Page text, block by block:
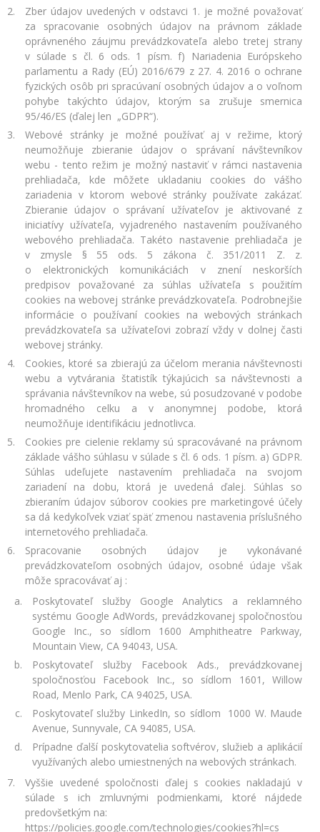
Zber údajov uvedených v odstavci 1. je možné považovať
za spracovanie osobných údajov na právnom základe
oprávneného záujmu prevádzkovateľa alebo tretej strany
v súlade s čl. 6 ods. 1 písm. f) Nariadenia Európskeho
parlamentu a Rady (EÚ) 2016/679 z 27. 4. 2016 o ochrane
fyzických osôb pri spracúvaní osobných údajov a o voľnom
pohybe takýchto údajov, ktorým sa zrušuje smernica
95/46/ES (ďalej len „GDPR“).
Webové stránky je možné používať aj v režime, ktorý
neumožňuje zbieranie údajov o správaní návštevníkov
webu - tento režim je možný nastaviť v rámci nastavenia
prehliadača, kde môžete ukladaniu cookies do vášho
zariadenia v ktorom webové stránky používate zakázať.
Zbieranie údajov o správaní užívateľov je aktivované z
iniciatívy užívateľa, vyjadreného nastavením používaného
webového prehliadača. Takéto nastavenie prehliadača je
v zmysle § 55 ods. 5 zákona č. 351/2011 Z. z.
o elektronických komunikáciách v znení neskorších
predpisov považované za súhlas užívateľa s použitím
cookies na webovej stránke prevádzkovateľa. Podrobnejšie
informácie o používaní cookies na webových stránkach
prevádzkovateľa sa užívateľovi zobrazí vždy v dolnej časti
webovej stránky.
Cookies, ktoré sa zbierajú za účelom merania návštevnosti
webu a vytvárania štatistík týkajúcich sa návštevnosti a
správania návštevníkov na webe, sú posudzované v podobe
hromadného celku a v anonymnej podobe, ktorá
neumožňuje identifikáciu jednotlivca.
Cookies pre cielenie reklamy sú spracovávané na právnom
základe vášho súhlasu v súlade s čl. 6 ods. 1 písm. a) GDPR.
Súhlas udeľujete nastavením prehliadača na svojom
zariadení na dobu, ktorá je uvedená ďalej. Súhlas so
zbieraním údajov súborov cookies pre marketingové účely
sa dá kedykoľvek vziať späť zmenou nastavenia príslušného
internetového prehliadača.
Spracovanie osobných údajov je vykonávané
prevádzkovateľom osobných údajov, osobné údaje však
môže spracovávať aj :
Poskytovateľ služby Google Analytics a reklamného
systému Google AdWords, prevádzkovanej spoločnosťou
Google Inc., so sídlom 1600 Amphitheatre Parkway,
Mountain View, CA 94043, USA.
Poskytovateľ služby Facebook Ads., prevádzkovanej
spoločnosťou Facebook Inc., so sídlom 1601, Willow
Road, Menlo Park, CA 94025, USA.
Poskytovateľ služby LinkedIn, so sídlom 1000 W. Maude
Avenue, Sunnyvale, CA 94085, USA.
Prípadne ďalší poskytovatelia softvérov, služieb a aplikácií
využívaných alebo umiestnených na webových stránkach.
Vyššie uvedené spoločnosti ďalej s cookies nakladajú v
súlade s ich zmluvnými podmienkami, ktoré nájdede
predovšetkým na:
https://policies.google.com/technologies/cookies?hl=cs